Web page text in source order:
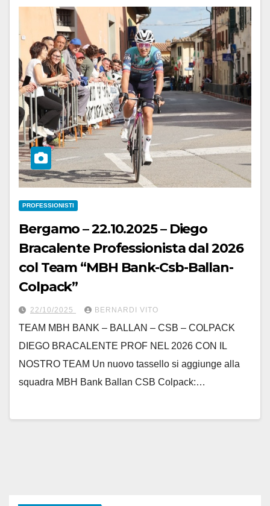
PROFESSIONISTI
Bergamo – 22.10.2025 – Diego
Bracalente Professionista dal 2026
col Team “MBH Bank-Csb-Ballan-
Colpack”
22/10/2025 BERNARDI VITO
TEAM MBH BANK – BALLAN – CSB – COLPACK
DIEGO BRACALENTE PROF NEL 2026 CON IL
NOSTRO TEAM Un nuovo tassello si aggiunge alla
squadra MBH Bank Ballan CSB Colpack:…